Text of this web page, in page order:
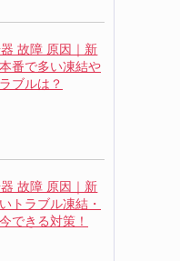
故障 原因｜新
番で多い凍結や
ブルは？
故障 原因｜新
トラブル凍結・
できる対策！